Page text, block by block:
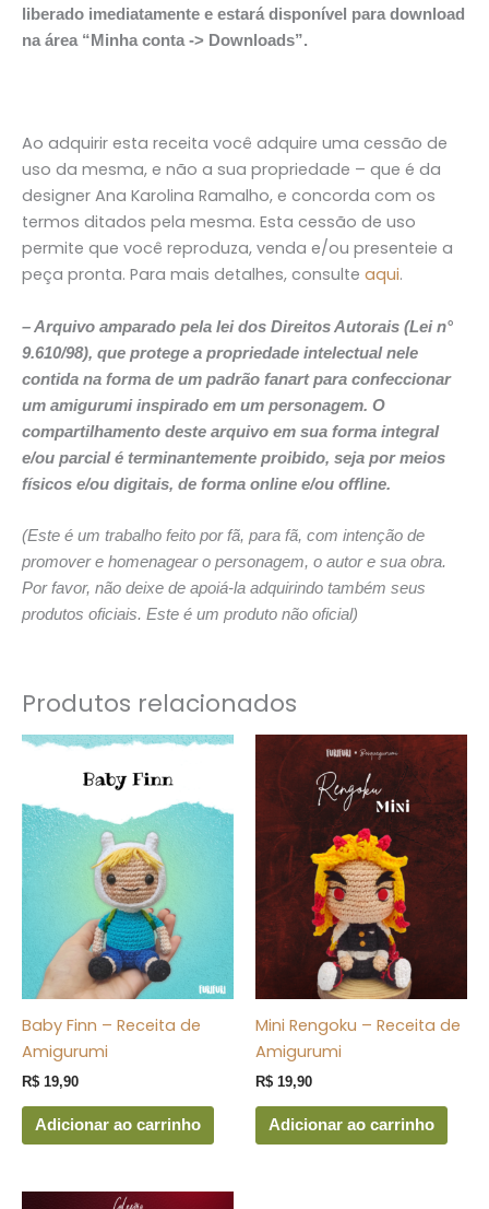
liberado imediatamente e estará disponível para download
na área “Minha conta -> Downloads”.
Ao adquirir esta receita você adquire uma cessão de
uso da mesma, e não a sua propriedade – que é da
designer Ana Karolina Ramalho, e concorda com os
termos ditados pela mesma. Esta cessão de uso
permite que você reproduza, venda e/ou presenteie a
peça pronta. Para mais detalhes, consulte aqui.
– Arquivo amparado pela lei dos Direitos Autorais (Lei n°
9.610/98), que protege a propriedade intelectual nele
contida na forma de um padrão fanart para confeccionar
um amigurumi inspirado em um personagem. O
compartilhamento deste arquivo em sua forma integral
e/ou parcial é terminantemente proibido, seja por meios
físicos e/ou digitais, de forma online e/ou offline.
(Este é um trabalho feito por fã, para fã, com intenção de
promover e homenagear o personagem, o autor e sua obra.
Por favor, não deixe de apoiá-la adquirindo também seus
produtos oficiais. Este é um produto não oficial)
Produtos relacionados
Baby Finn – Receita de
Amigurumi
R$ 19,90
Adicionar ao carrinho
Mini Rengoku – Receita de
Amigurumi
R$ 19,90
Adicionar ao carrinho